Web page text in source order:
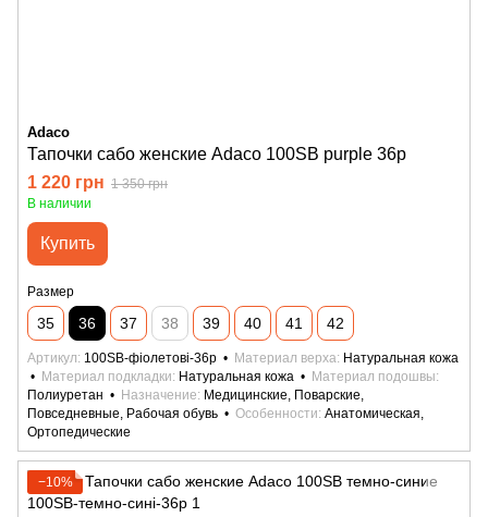
Adaco
Тапочки сабо женские Adaco 100SB purple 36р
1 220 грн 1 350 грн
В наличии
Купить
Размер
35 36 37 38 39 40 41 42
Артикул 100SB-фіолетові-36р Материал верха Натуральная кожа
Материал подкладки
Натуральная кожа
Материал подошвы
Полиуретан
Назначение
Медицинские, Поварские,
Повседневные, Рабочая обувь
Особенности Анатомическая,
Ортопедические
−10%